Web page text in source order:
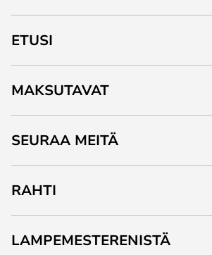
ETUSI
MAKSUTAVAT
SEURAA MEITÄ
RAHTI
LAMPEMESTERENISTÄ